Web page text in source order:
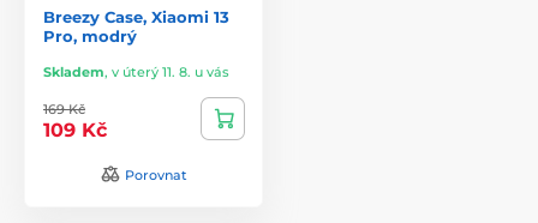
Breezy Case, Xiaomi 13
Pro, modrý
Skladem, v úterý 11. 8. u vás
169 Kč
109 Kč
Porovnat